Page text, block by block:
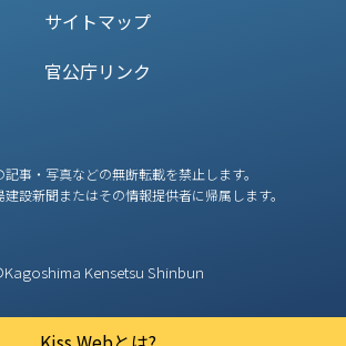
サイトマップ
官公庁リンク
事・写真などの無断転載を禁止します。
設新聞またはその情報提供者に帰属します。
Kensetsu Shinbun